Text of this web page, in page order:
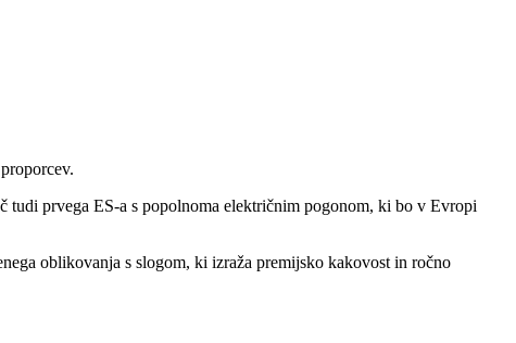
prvega ES-a s popolnoma električnim pogonom, ki bo v Evropi
oblikovanja s slogom, ki izraža premijsko kakovost in ročno